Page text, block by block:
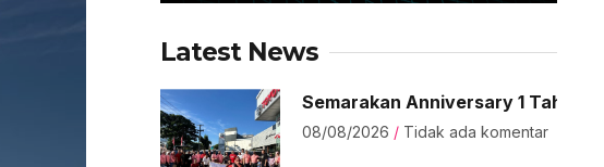
Latest News
Semarakan Anniversary 1 Tahun
08/08/2026 Tidak ada komentar